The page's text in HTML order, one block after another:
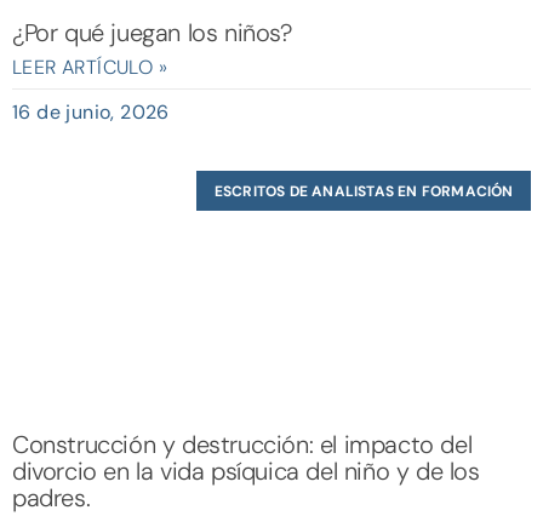
¿Por qué juegan los niños?
LEER ARTÍCULO »
16 de junio, 2026
ESCRITOS DE ANALISTAS EN FORMACIÓN
Construcción y destrucción: el impacto del
divorcio en la vida psíquica del niño y de los
padres.